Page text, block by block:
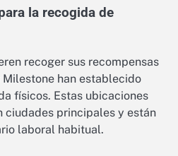
la recogida de
recoger sus recompensas
Milestone han establecido
físicos. Estas ubicaciones
ciudades principales y están
laboral habitual.